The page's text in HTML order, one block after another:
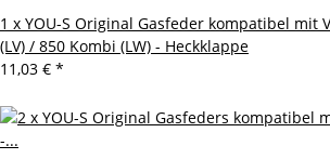
1 x YOU-S Original Gasfeder kompatibel mit
(LV) / 850 Kombi (LW) - Heckklappe
11,03 € *